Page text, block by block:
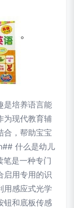
是培养语言能
为现代教育辅
合，帮助宝宝
什么是幼儿
是一种专门
启用专用的识
用感应式光学
钮和底板传感